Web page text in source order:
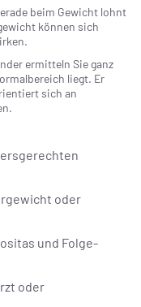
beim Gewicht lohnt
können sich
ermitteln Sie ganz
liegt. Er
sich an
oder
und Folge-
oder